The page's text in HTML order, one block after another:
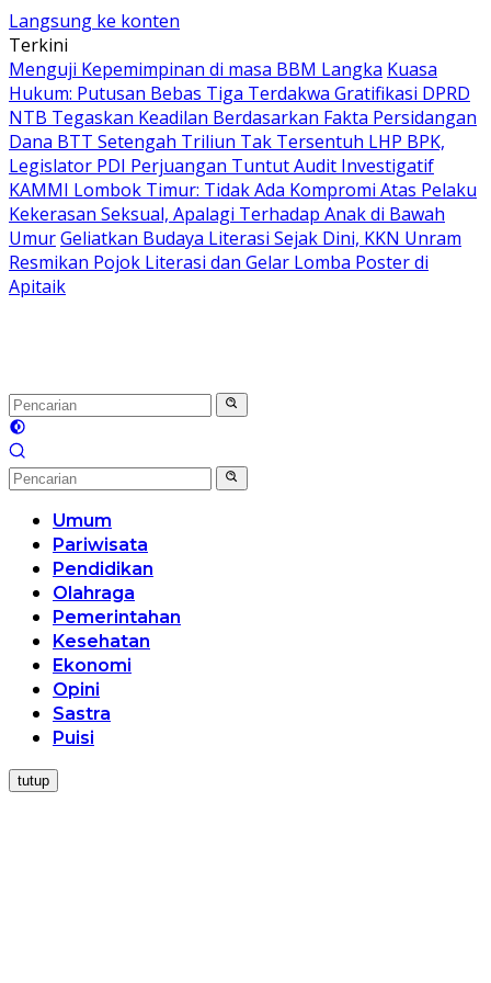
Langsung ke konten
Terkini
Menguji Kepemimpinan di masa BBM Langka Kuasa
Hukum: Putusan Bebas Tiga Terdakwa Gratifikasi DPRD
NTB Tegaskan Keadilan Berdasarkan Fakta Persidangan
Dana BTT Setengah Triliun Tak Tersentuh LHP BPK,
Legislator PDI Perjuangan Tuntut Audit Investigatif
KAMMI Lombok Timur: Tidak Ada Kompromi Atas Pelaku
Kekerasan Seksual, Apalagi Terhadap Anak di Bawah
UmurGeliatkan Budaya Literasi Sejak Dini, KKN Unram
Resmikan Pojok Literasi dan Gelar Lomba Poster di
Apitaik
Umum
Pariwisata
Pendidikan
Olahraga
Pemerintahan
Kesehatan
Ekonomi
Opini
Sastra
Puisi
tutup